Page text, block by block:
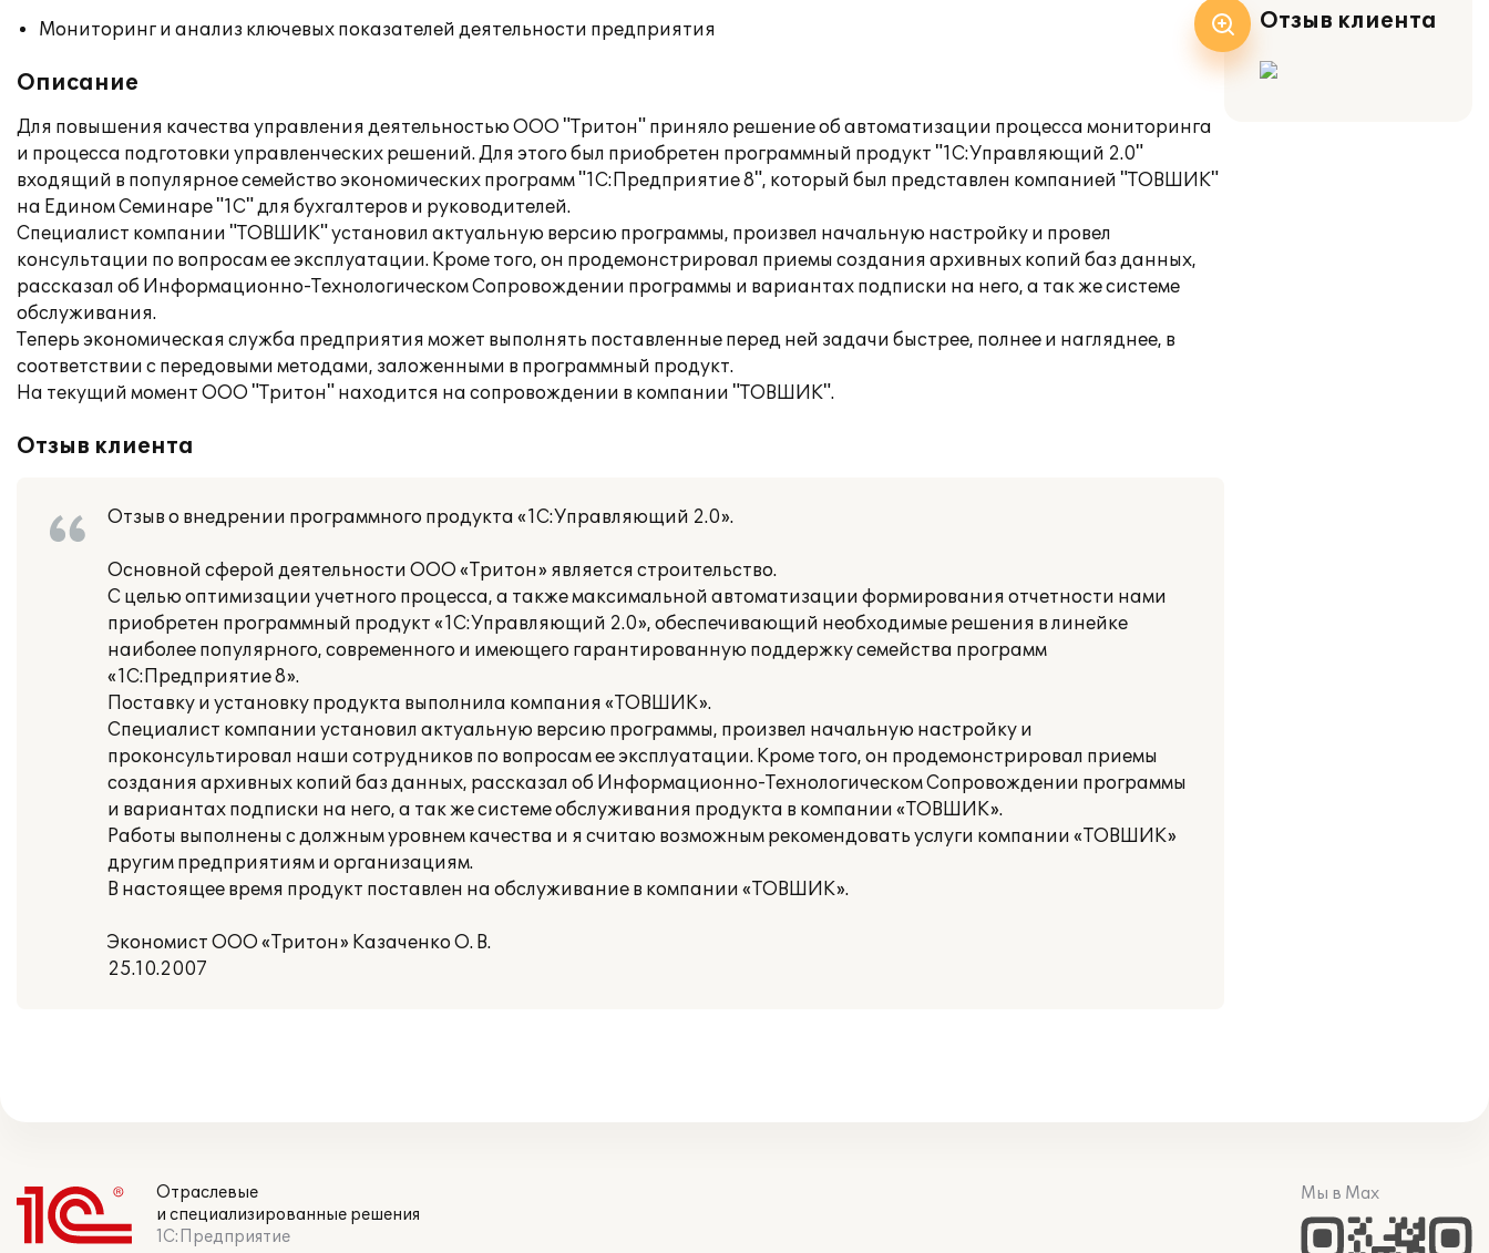
Мониторинг и анализ ключевых показателей деятельности предприятия
Описание
Для повышения качества управления деятельностью ООО "Тритон" приняло решение об автоматизации процесса мониторинга
и процесса подготовки управленческих решений. Для этого был приобретен программный продукт "1С:Управляющий 2.0"
входящий в популярное семейство экономических программ "1С:Предприятие 8", который был представлен компанией "ТОВШИК"
на Едином Семинаре "1С" для бухгалтеров и руководителей.
Специалист компании "ТОВШИК" установил актуальную версию программы, произвел начальную настройку и провел
консультации по вопросам ее эксплуатации. Кроме того, он продемонстрировал приемы создания архивных копий баз данных,
рассказал об Информационно-Технологическом Сопровождении программы и вариантах подписки на него, а так же системе
обслуживания.
Теперь экономическая служба предприятия может выполнять поставленные перед ней задачи быстрее, полнее и нагляднее, в
соответствии с передовыми методами, заложенными в программный продукт.
На текущий момент ООО "Тритон" находится на сопровождении в компании "ТОВШИК".
Отзыв клиента
Отзыв о внедрении программного продукта «1С:Управляющий 2.0».
Основной сферой деятельности ООО «Тритон» является строительство.
С целью оптимизации учетного процесса, а также максимальной автоматизации формирования отчетности нами
приобретен программный продукт «1С:Управляющий 2.0», обеспечивающий необходимые решения в линейке
наиболее популярного, современного и имеющего гарантированную поддержку семейства программ
«1С:Предприятие 8».
Поставку и установку продукта выполнила компания «ТОВШИК».
Специалист компании установил актуальную версию программы, произвел начальную настройку и
проконсультировал наши сотрудников по вопросам ее эксплуатации. Кроме того, он продемонстрировал приемы
создания архивных копий баз данных, рассказал об Информационно-Технологическом Сопровождении программы
и вариантах подписки на него, а так же системе обслуживания продукта в компании «ТОВШИК».
Работы выполнены с должным уровнем качества и я считаю возможным рекомендовать услуги компании «ТОВШИК»
другим предприятиям и организациям.
В настоящее время продукт поставлен на обслуживание в компании «ТОВШИК».
Экономист ООО «Тритон» Казаченко О. В.
25.10.2007
Отзыв клиента
Отраслевые
и специализированные решения
1С:Предприятие
Мы в Max